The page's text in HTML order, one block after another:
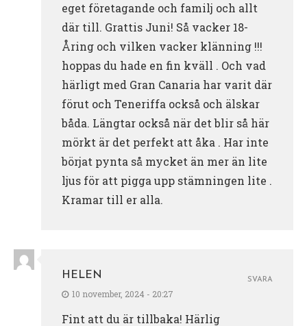
eget företagande och familj och allt
där till. Grattis Juni! Så vacker 18-
Åring och vilken vacker klänning !!!
hoppas du hade en fin kväll . Och vad
härligt med Gran Canaria har varit där
förut och Teneriffa också och älskar
båda. Längtar också när det blir så här
mörkt är det perfekt att åka . Har inte
börjat pynta så mycket än mer än lite
ljus för att pigga upp stämningen lite .
Kramar till er alla.
HELEN
10 november, 2024 - 20:27
Fint att du är tillbaka! Härlig
SVARA